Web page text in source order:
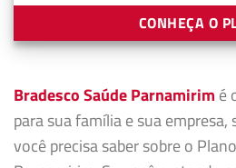
CONHEÇA O
Bradesco Saúde Parnamirim é
para sua família e sua
você precisa saber sobre o